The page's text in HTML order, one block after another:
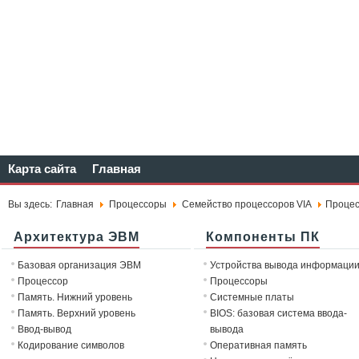
Карта сайта Главная
Вы здесь: Главная Процессоры Семейство процессоров VIA
Архитектура ЭВМ
Базовая организация ЭВМ
Процессор
Память. Нижний уровень
Память. Верхний уровень
Ввод-вывод
Кодирование символов
Компоненты ПК
Устройства вывода информации
Процессоры
Системные платы
BIOS: базовая система ввода-
вывода
Оперативная память